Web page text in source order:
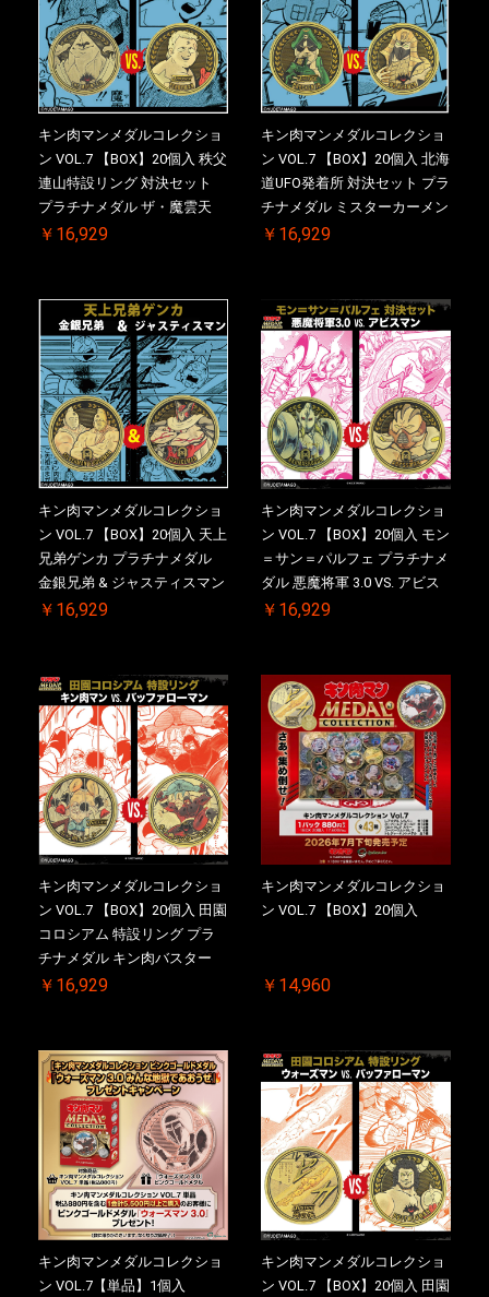
キン肉マンメダルコレクショ
ン VOL.7 【BOX】20個入 秩父
連山特設リング 対決セット
プラチナメダル ザ・魔雲天
VS. テリーマン 3.0 ケース付
注分】2026/10/30 一斉出荷予
￥16,929
キン肉マンメダルコレクショ
ン VOL.7 【BOX】20個入 北海
道UFO発着所 対決セット プラ
チナメダル ミスターカーメン
VS. ブロッケン Jr. 2.0 ケース
【二次受注分】2026/10/30 一
斉出荷予定
￥16,929
キン肉マンメダルコレクショ
ン VOL.7 【BOX】20個入 天上
兄弟ゲンカ プラチナメダル
金銀兄弟 & ジャスティスマン
2.0 ケース付き【初回購入特
一斉出荷予定
￥16,929
キン肉マンメダルコレクショ
ン VOL.7 【BOX】20個入 モン
＝サン＝パルフェ プラチナメ
ダル 悪魔将軍 3.0 VS. アビス
マン【初回購入特典 】
斉出荷予定
￥16,929
キン肉マンメダルコレクショ
ン VOL.7 【BOX】20個入 田園
コロシアム 特設リング プラ
チナメダル キン肉バスター
VS. キン肉バスターやぶり 初
メダル(非売品)付
￥16,929
キン肉マンメダルコレクショ
ン VOL.7 【BOX】20個入
￥14,960
キン肉マンメダルコレクショ
ン VOL.7【単品】1個入
キン肉マンメダルコレクショ
ン VOL.7 【BOX】20個入 田園